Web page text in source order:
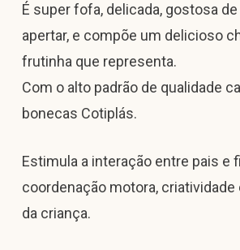
É super fofa, delicada, gostosa de
apertar, e compõe um delicioso
frutinha que representa.
Com o alto padrão de qualidade
bonecas Cotiplás.
Estimula a interação entre pais e
coordenação motora, criatividade
da criança.